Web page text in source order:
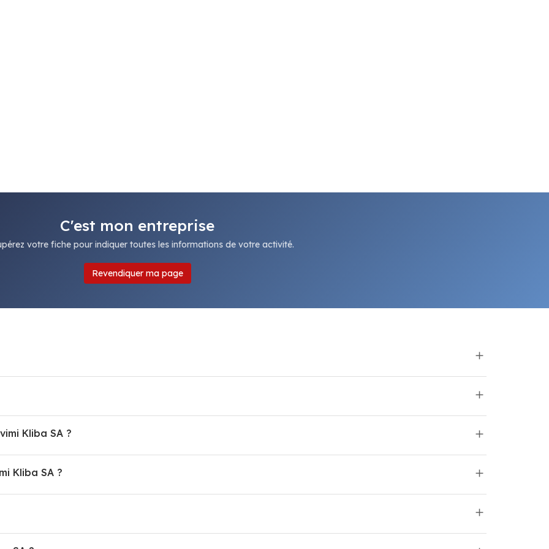
C'est mon entreprise
votre fiche pour indiquer toutes les informations de votre activité.
Revendiquer ma page
Kliba SA ?
Kliba SA ?